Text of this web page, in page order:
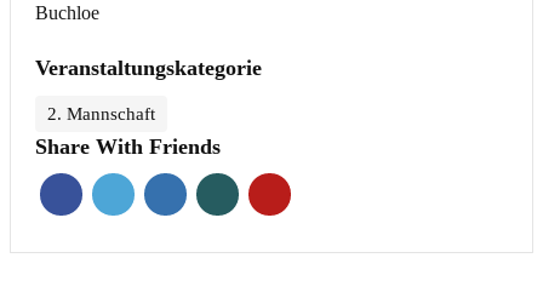
Buchloe
Veranstaltungskategorie
2. Mannschaft
Share With Friends